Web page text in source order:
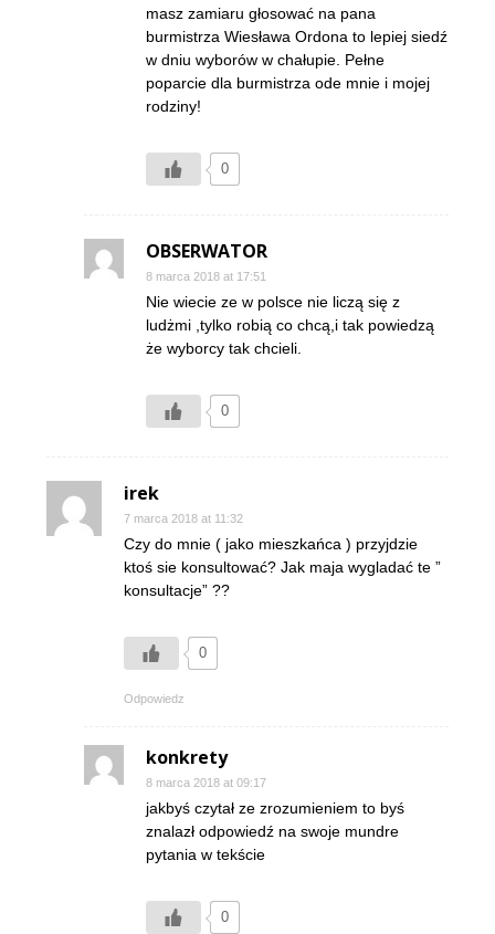
masz zamiaru głosować na pana
burmistrza Wiesława Ordona to lepiej siedź
w dniu wyborów w chałupie. Pełne
poparcie dla burmistrza ode mnie i mojej
rodziny!
0
OBSERWATOR
8 marca 2018 at 17:51
Nie wiecie ze w polsce nie liczą się z
ludżmi ,tylko robią co chcą,i tak powiedzą
że wyborcy tak chcieli.
0
irek
7 marca 2018 at 11:32
Czy do mnie ( jako mieszkańca ) przyjdzie
ktoś sie konsultować? Jak maja wygladać te ”
konsultacje” ??
0
Odpowiedz
konkrety
8 marca 2018 at 09:17
jakbyś czytał ze zrozumieniem to byś
znalazł odpowiedź na swoje mundre
pytania w tekście
0